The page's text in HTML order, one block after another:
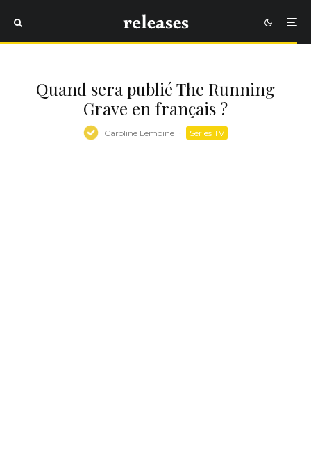
Quand sera publié The Running
Grave en français ?
Caroline Lemoine · Séries TV